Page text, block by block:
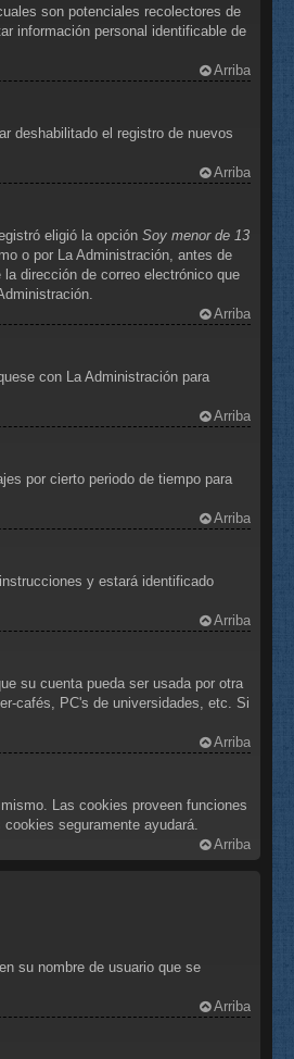
son potenciales recolectores de
información personal identificable de
Arriba
deshabilitado el registro de nuevos
Arriba
eligió la opción Soy menor de 13
o por La Administración, antes de
dirección de correo electrónico que
Arriba
con La Administración para
Arriba
por cierto periodo de tiempo para
Arriba
y estará identificado
Arriba
su cuenta pueda ser usada por otra
cafés, PC's de universidades, etc. Si
Arriba
Las cookies proveen funciones
seguramente ayudará.
Arriba
su nombre de usuario que se
Arriba